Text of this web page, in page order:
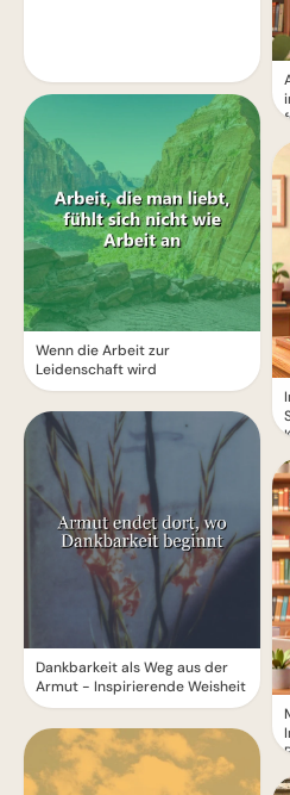
Wenn die Arbeit zur
Leidenschaft wird
Dankbarkeit als Weg aus der
Armut - Inspirierende Weisheit